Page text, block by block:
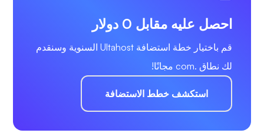
احصل عليه مقابل 0 دولار
قم باختيار خطة استضافة Ultahost السنوية وسنقدم
لك نطاق .com مجانًا!
استكشف خطط الاستضافة